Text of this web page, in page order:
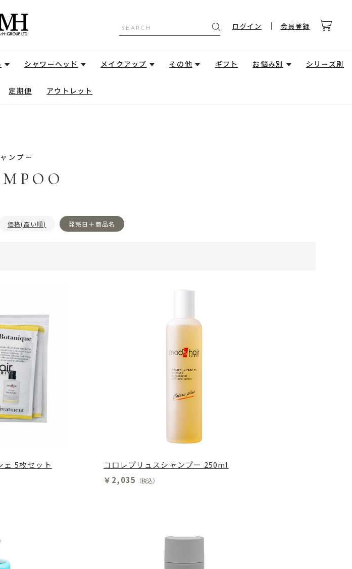
ログイン 会員登録
シャワーヘッド メイクアップ その他 ギフト お悩み別 シリーズ別
定期便 アウトレット
ンプー
価格(高い順) 発売日＋商品名
5枚セット
コロレプリュスシャンプー 250ml
￥2,035
（税込）